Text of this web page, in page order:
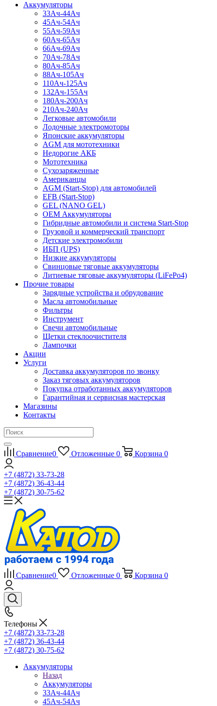
Аккумуляторы
33Ач-44Ач
45Ач-54Ач
55Ач-59Ач
60Ач-65Ач
66Ач-69Ач
70Ач-78Ач
80Ач-85Ач
88Ач-105Ач
110Ач-125Ач
132Ач-155Ач
180Ач-200Ач
210Ач-240Ач
Легковые автомобили
Лодочные электромоторы
Японские аккумуляторы
AGM для мототехники
Недорогие АКБ
Мототехника
Сухозаряженные
Американцы
AGM (Start-Stop) для автомобилей
EFB (Start-Stop)
GEL (NANO GEL)
OEM Аккумуляторы
Гибридные автомобили и система Start-Stop
Грузовой и коммерческий транспорт
Детские электромобили
ИБП (UPS)
Низкие аккумуляторы
Свинцовые тяговые аккумуляторы
Литиевые тяговые аккумуляторы (LiFePo4)
Прочие товары
Зарядные устройства и обрудование
Масла автомобильные
Фильтры
Инструмент
Свечи автомобильные
Щетки стеклоочистителя
Лампочки
Акции
Услуги
Доставка аккумуляторов по звонку
Заказ тяговых аккумуляторов
Покупка отработанных аккумуляторов
Гарантийная и сервисная мастерская
Магазины
Контакты
Сравнение0 Отложенные 0 Корзина 0
+7 (4872) 33-73-28
+7 (4872) 36-43-44
+7 (4872) 30-75-62
Сравнение0 Отложенные 0 Корзина 0
Телефоны
+7 (4872) 33-73-28
+7 (4872) 36-43-44
+7 (4872) 30-75-62
Аккумуляторы
Назад
Аккумуляторы
33Ач-44Ач
45Ач-54Ач